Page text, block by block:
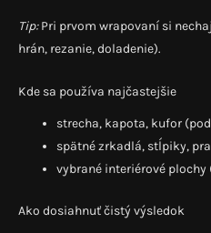
Tip:Pri prvom wrapovaní si
hrán, rezanie, doladenie).
Kde sa používa najčastejšie
strecha, kapota, kufor
spätné zrkadlá, stĺpiky,
vybrané interiérové plochy
Ako dosiahnuť čistý výsledok